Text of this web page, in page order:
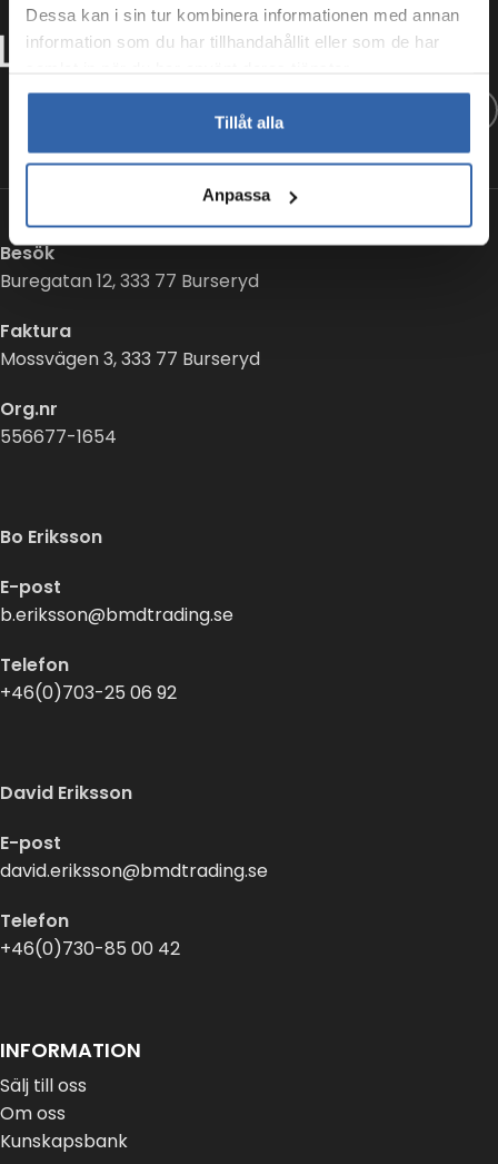
Dessa kan i sin tur kombinera informationen med annan
information som du har tillhandahållit eller som de har
Tillåt alla
Anpassa
Besök
Buregatan 12, 333 77 Burseryd
Faktura
Mossvägen 3, 333 77 Burseryd
Org.nr
556677-1654
Bo Eriksson
E-post
b.eriksson@bmdtrading.se
Telefon
+46(0)703-25 06 92
David Eriksson
E-post
david.eriksson@bmdtrading.se
Telefon
+46(0)730-85 00 42
INFORMATION
Sälj till oss
Om oss
Kunskapsbank